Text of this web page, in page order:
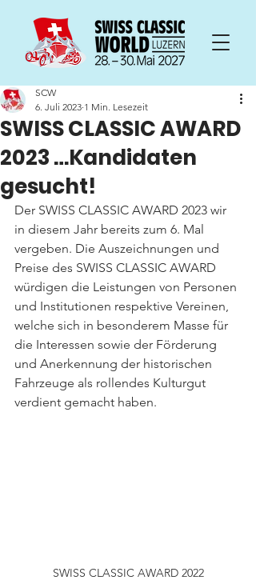
SWISS CLASSIC AWARD
2023 …Kandidaten
gesucht!
SCW
6. Juli 2023 1 Min. Lesezeit
Der SWISS CLASSIC AWARD 2023 wir
in diesem Jahr bereits zum 6. Mal
vergeben. Die Auszeichnungen und
Preise des SWISS CLASSIC AWARD
würdigen die Leistungen von Personen
und Institutionen respektive Vereinen,
welche sich in besonderem Masse für
die Interessen sowie der Förderung
und Anerkennung der historischen
Fahrzeuge als rollendes Kulturgut
verdient gemacht haben.
SWISS CLASSIC AWARD 2022